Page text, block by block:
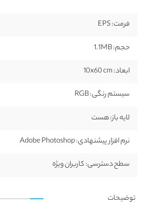
فرمت:
حجم:
ابعاد:
سیستم رنگی:
لایه باز:هست
نرم افزار پیشنهادی:
سطح دسترسی:کاربران ویژه
توضیحات